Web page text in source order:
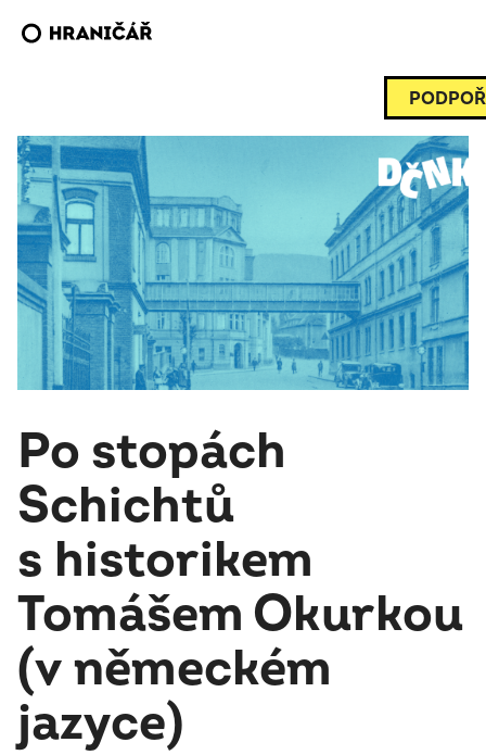
Po stopách
Schichtů
s historikem
Tomášem Okurkou
(v německém
jazyce)